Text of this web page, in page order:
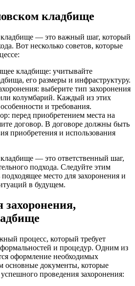
кладбище
кладбище — это важный шаг, который
Вот несколько советов, которые
кладбище: учитывайте
его размеры и инфраструктуру.
выберите тип захоронения
колумбарий. Каждый из этих
и требования.
перед приобретением места на
договор. В договоре должны быть
приобретения и использования
— это ответственный шаг,
подхода. Следуйте этим
место для захоронения и
в будущем.
процесс, который требует
и процедур. Одним из
оформление необходимых
основные документы, которые
проведения захоронения: